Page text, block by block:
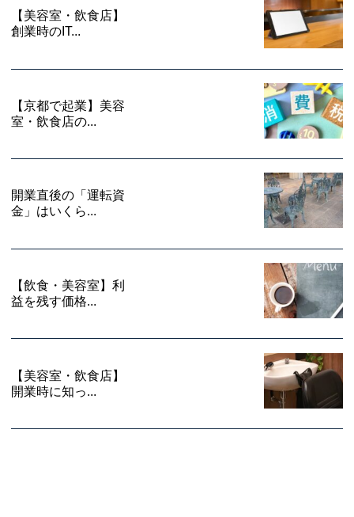
【美容室・飲食店】
創業時のIT...
【京都で起業】美容
室・飲食店の...
開業直後の「運転資
金」はいくら...
【飲食・美容室】利
益を残す価格...
【美容室・飲食店】
開業時に知っ...